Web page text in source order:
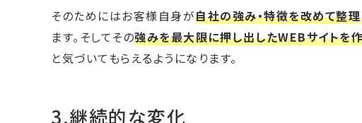
そのためにはお客様自身が自社の強み・特徴を改めて整
ます。そしてその強みを最大限に押し出したWEBサイトを
と気づいてもらえるようになります。
3.継続的な変化